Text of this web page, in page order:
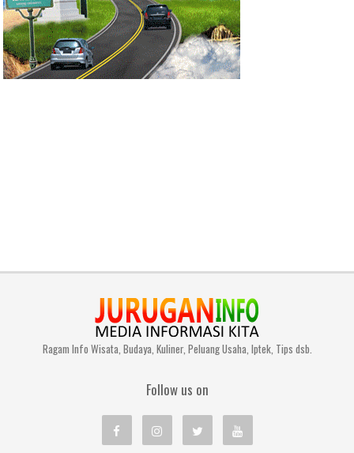
Ragam Info Wisata, Budaya, Kuliner, Peluang Usaha, Iptek, Tips dsb.
Follow us on